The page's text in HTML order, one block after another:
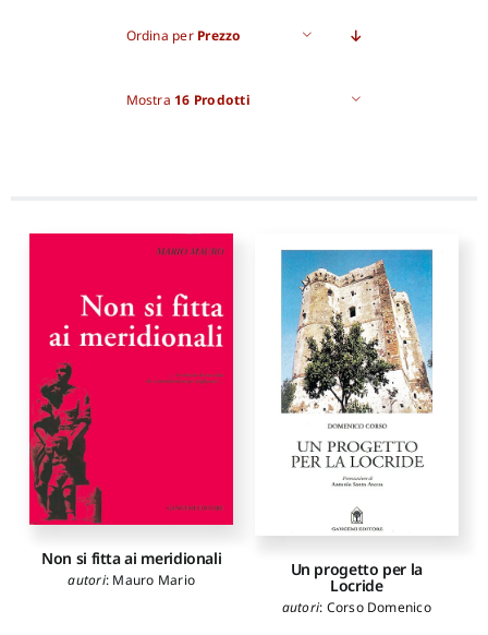
Ordina per Prezzo
Mostra 16 Prodotti
Non si fitta ai meridionali
autori: Mauro Mario
Un progetto per la
Locride
autori: Corso Domenico